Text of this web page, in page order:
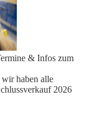
& Infos zum
wir haben alle
2026